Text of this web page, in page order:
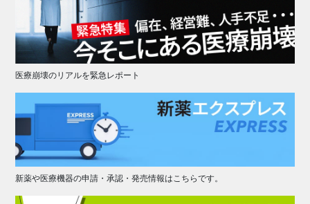
医療崩壊のリアルを緊急レポート
新薬や医療機器の申請・承認・発売情報はこちらです。